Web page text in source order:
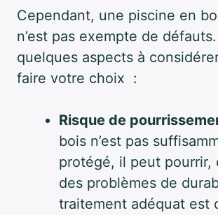
Cependant, une piscine en
n’est pas exempte de
quelques aspects à
faire votre choix :
Risque de
bois n’est pas
protégé, il peut pourrir,
des problèmes de
traitement adéquat est